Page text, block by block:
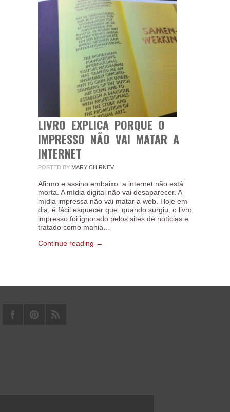
LIVRO EXPLICA PORQUE O
IMPRESSO NÃO VAI MATAR A
INTERNET
POSTED BY MARY CHIRNEV
Afirmo e assino embaixo: a internet não está
morta. A mídia digital não vai desaparecer. A
mídia impressa não vai matar a web. Hoje em
dia, é fácil esquecer que, quando surgiu, o livro
impresso foi ignorado pelos sites de notícias e
tratado como mania…
Continue reading →